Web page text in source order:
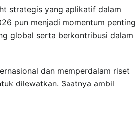
strategis yang aplikatif dalam
pun menjadi momentum penting
global serta berkontribusi dalam
dan memperdalam riset
dilewatkan. Saatnya ambil